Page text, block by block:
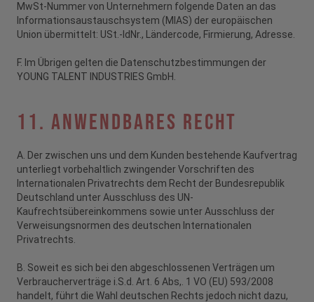
MwSt-Nummer von Unternehmern folgende Daten an das
Informationsaustauschsystem (MIAS) der europäischen
Union übermittelt: USt.-IdNr., Ländercode, Firmierung, Adresse.
F. Im Übrigen gelten die Datenschutzbestimmungen der
YOUNG TALENT INDUSTRIES GmbH.
11. Anwendbares Recht
A. Der zwischen uns und dem Kunden bestehende Kaufvertrag
unterliegt vorbehaltlich zwingender Vorschriften des
Internationalen Privatrechts dem Recht der Bundesrepublik
Deutschland unter Ausschluss des UN-
Kaufrechtsübereinkommens sowie unter Ausschluss der
Verweisungsnormen des deutschen Internationalen
Privatrechts.
B. Soweit es sich bei den abgeschlossenen Verträgen um
Verbraucherverträge i.S.d. Art. 6 Abs,. 1 VO (EU) 593/2008
handelt, führt die Wahl deutschen Rechts jedoch nicht dazu,